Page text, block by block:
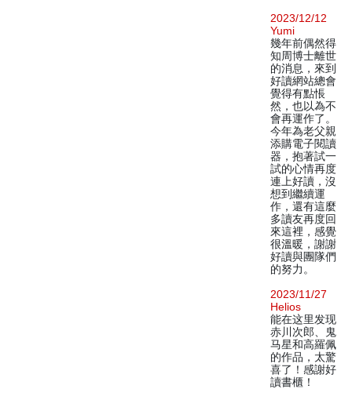
2023/12/12
Yumi
幾年前偶然得
知周博士離世
的消息，來到
好讀網站總會
覺得有點悵
然，也以為不
會再運作了。
今年為老父親
添購電子閱讀
器，抱著試一
試的心情再度
連上好讀，沒
想到繼續運
作，還有這麼
多讀友再度回
來這裡，感覺
很溫暖，謝謝
好讀與團隊們
的努力。
2023/11/27
Helios
能在这里发现
赤川次郎、鬼
马星和高羅佩
的作品，太驚
喜了！感謝好
讀書櫃！